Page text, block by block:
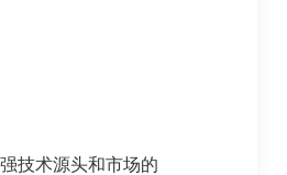
技术源头和市场的